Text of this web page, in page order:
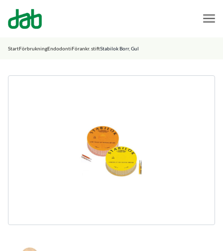
DAB Dental
StartFörbrukningEndodontiFörankr. stiftStabilok Borr, Gul